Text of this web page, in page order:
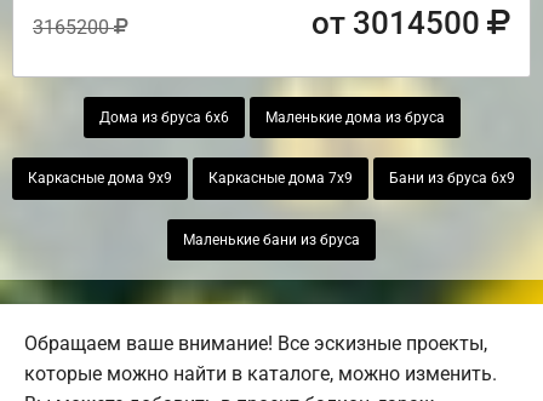
3165200 от 3014500
Дома из бруса 6х6 Маленькие дома из бруса
Каркасные дома 9х9 Каркасные дома 7х9 Бани из бруса 6х9
Маленькие бани из бруса
Обращаем ваше внимание! Все эскизные проекты,
которые можно найти в каталоге, можно изменить.